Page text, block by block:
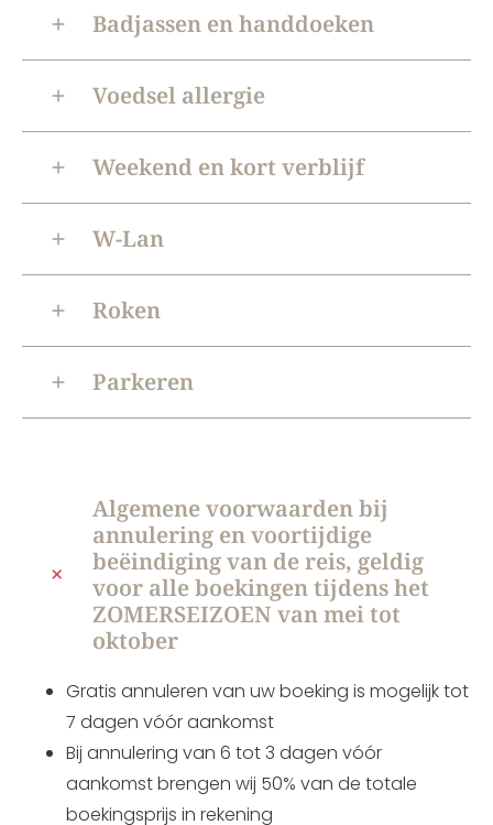
Badjassen en handdoeken
Voedsel allergie
Weekend en kort verblijf
W-Lan
Roken
Parkeren
Algemene voorwaarden bij
annulering en voortijdige
beëindiging van de reis, geldig
voor alle boekingen tijdens het
ZOMERSEIZOEN van mei tot
oktober
Gratis annuleren van uw boeking is mogelijk tot
7 dagen vóór aankomst
Bij annulering van 6 tot 3 dagen vóór
aankomst brengen wij 50% van de totale
boekingsprijs in rekening